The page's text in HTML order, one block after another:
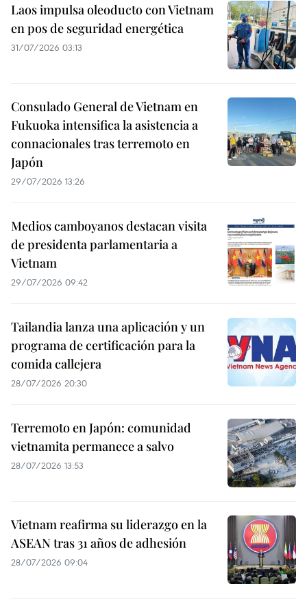
Laos impulsa oleoducto con Vietnam
en pos de seguridad energética
31/07/2026 03:13
Consulado General de Vietnam en
Fukuoka intensifica la asistencia a
connacionales tras terremoto en
Japón
29/07/2026 13:26
Medios camboyanos destacan visita
de presidenta parlamentaria a
Vietnam
29/07/2026 09:42
Tailandia lanza una aplicación y un
programa de certificación para la
comida callejera
28/07/2026 20:30
Terremoto en Japón: comunidad
vietnamita permanece a salvo
28/07/2026 13:53
Vietnam reafirma su liderazgo en la
ASEAN tras 31 años de adhesión
28/07/2026 09:04